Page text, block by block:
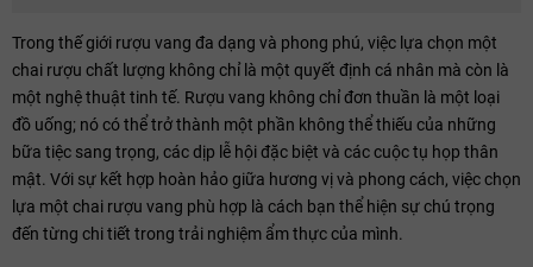
Trong thế giới rượu vang đa dạng và phong phú, việc lựa chọn một
chai rượu chất lượng không chỉ là một quyết định cá nhân mà còn là
một nghệ thuật tinh tế. Rượu vang không chỉ đơn thuần là một loại
đồ uống; nó có thể trở thành một phần không thể thiếu của những
bữa tiệc sang trọng, các dịp lễ hội đặc biệt và các cuộc tụ họp thân
mật. Với sự kết hợp hoàn hảo giữa hương vị và phong cách, việc chọn
lựa một chai rượu vang phù hợp là cách bạn thể hiện sự chú trọng
đến từng chi tiết trong trải nghiệm ẩm thực của mình.